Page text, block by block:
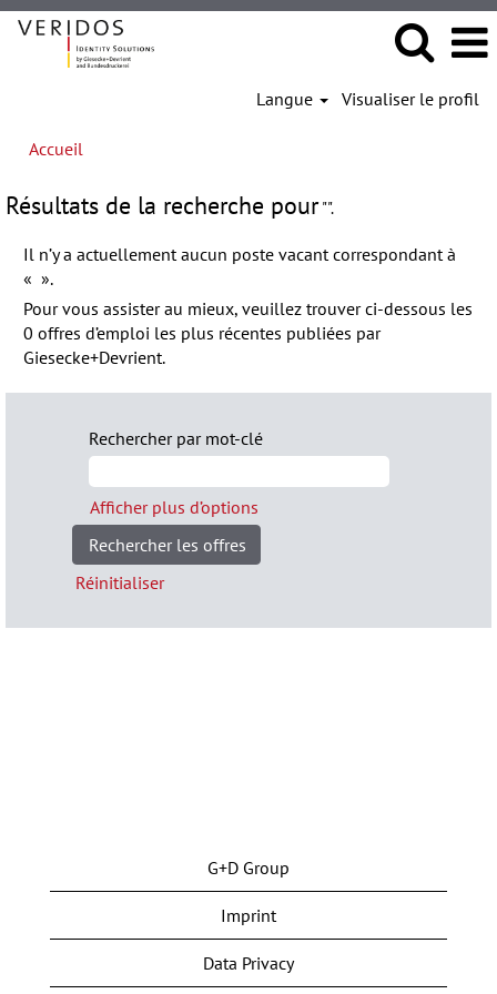
Langue Visualiser le profil
Accueil
Résultats de la recherche pour"".
Il n’y a actuellement aucun poste vacant correspondant à
« ».
Pour vous assister au mieux, veuillez trouver ci-dessous les
0 offres d’emploi les plus récentes publiées par
Giesecke+Devrient.
Rechercher par mot-clé
Afficher plus d’options
Réinitialiser
G+D Group
Imprint
Data Privacy